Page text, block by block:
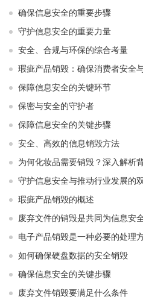
确保信息安全的重要步骤
守护信息安全的重要力量
安全、合规与环保的综合考量
瑕疵产品销毁：确保消费者安全
保障信息安全的关键环节
保密与安全的守护者
保障信息安全的关键步骤
安全、高效的信息销毁方法
为何化妆品需要销毁？深入解析
守护信息安全与推动行业发展的
瑕疵产品销毁的概述
废弃文件的销毁是共同为信息安
电子产品销毁是一种必要的处理
如何确保硬盘数据的安全销毁
确保信息安全的关键步骤
废弃文件销毁要满足什么条件